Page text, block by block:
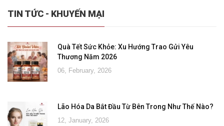
TIN TỨC - KHUYẾN MẠI
Quà Tết Sức Khỏe: Xu Hướng Trao Gửi Yêu
Thương Năm 2026
06, February, 2026
Lão Hóa Da Bắt Đầu Từ Bên Trong Như Thế Nào?
12, January, 2026